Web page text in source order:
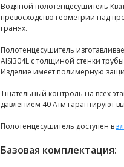
Водяной полотенцесушитель
превосходство геометрии над
гранях.
Полотенцесушитель
AISI304L с толщиной стенки
Изделие имеет полимерную
Тщательный контроль на всех
давлением 40 Атм гарантируют
Полотенцесушитель доступен в
Базовая комплектация: